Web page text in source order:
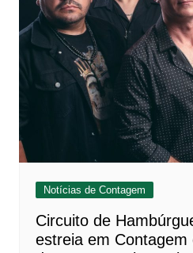
Notícias de Contagem
Circuito de
estreia em